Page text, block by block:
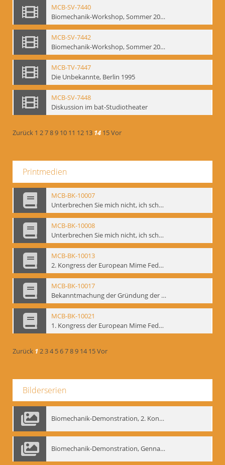
MCB-SV-7440
Biomechanik-Workshop, Sommer 2002
MCB-SV-7442
Biomechanik-Workshop, Sommer 2003
MCB-TV-7447
Die Unbekannte, Berlin 1995
MCB-SV-7448
Diskussion im bat-Studiotheater
Zurück 1 2789 10 11 12 13 14 15Vor
Printmedien
MCB-BK-10007
Unterbrechen Sie mich nicht, ich schweige - interne Signatur: BM-prt-215-f
MCB-BK-10008
Unterbrechen Sie mich nicht, ich schweige - interne Signatur: BM-prt-215-r
MCB-BK-10013
2. Kongress der European Mime Federation: „Rekonstruktion/Innovation“, Berlin Mai 1993 - interne Signatur: BM-prt-221
MCB-BK-10017
Bekanntmachung der Gründung der European Mime Federation - interne Signatur: BM-prt-225
MCB-BK-10021
1. Kongress der European Mime Federation, Amsterdam, September 1991 - interne Signatur: BM-prt-229
Zurück 1234 56789 14 15Vor
Bilderserien
Biomechanik-Demonstration, 2. Kongress der EMF, Mai 1995
Biomechanik-Demonstration, Gennadij Bogdanow im Berliner Ensemble, 04.10.1991